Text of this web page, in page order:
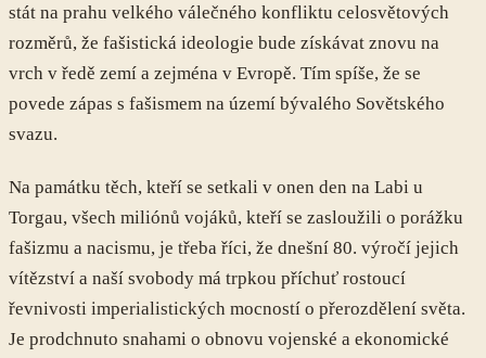
stát na prahu velkého válečného konfliktu celosvětových
rozměrů, že fašistická ideologie bude získávat znovu na
vrch v ředě zemí a zejména v Evropě. Tím spíše, že se
povede zápas s fašismem na území bývalého Sovětského
svazu.
Na památku těch, kteří se setkali v onen den na Labi u
Torgau, všech miliónů vojáků, kteří se zasloužili o porážku
fašizmu a nacismu, je třeba říci, že dnešní 80. výročí jejich
vítězství a naší svobody má trpkou příchuť rostoucí
řevnivosti imperialistických mocností o přerozdělení světa.
Je prodchnuto snahami o obnovu vojenské a ekonomické